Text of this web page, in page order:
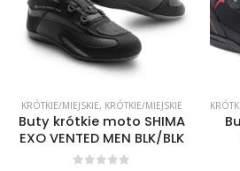
KRÓTKIE/MIEJSKIE, KRÓTKIE/MIEJSKIE
Buty krótkie moto SHIMA
EXO VENTED MEN BLK/BLK